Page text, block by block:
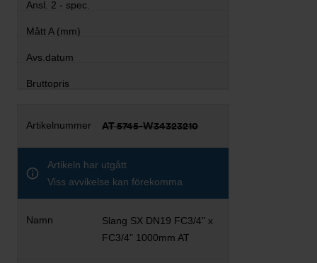
AT 5745-W34323210
Artikeln har utgått
Viss avvikelse kan förekomma
Slang SX DN19 FC3/4" x
FC3/4" 1000mm AT